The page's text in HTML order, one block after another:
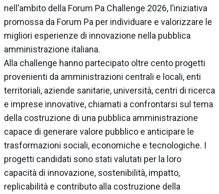
nell’ambito della Forum Pa Challenge 2026, l’iniziativa
promossa da Forum Pa per individuare e valorizzare le
migliori esperienze di innovazione nella pubblica
amministrazione italiana.
Alla challenge hanno partecipato oltre cento progetti
provenienti da amministrazioni centrali e locali, enti
territoriali, aziende sanitarie, università, centri di ricerca
e imprese innovative, chiamati a confrontarsi sul tema
della costruzione di una pubblica amministrazione
capace di generare valore pubblico e anticipare le
trasformazioni sociali, economiche e tecnologiche. I
progetti candidati sono stati valutati per la loro
capacità di innovazione, sostenibilità, impatto,
replicabilità e contributo alla costruzione della